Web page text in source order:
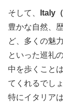
そして、 Italy
豊かな自然、
ど、多くの魅
といった巡礼
中を歩くこと
てくれるでし
特にイタリア